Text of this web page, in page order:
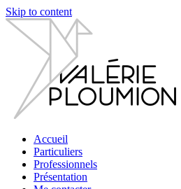
Skip to content
Accueil
Particuliers
Professionnels
Présentation